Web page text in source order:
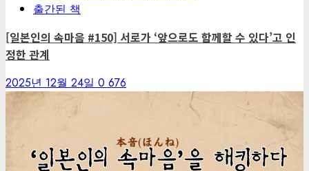
출간된 책
[일본인의 속마음 #150] 서로가 ‘앞으로도 함께할 수 있다’고 인
정한 관계
2025년 12월 24일 0 676